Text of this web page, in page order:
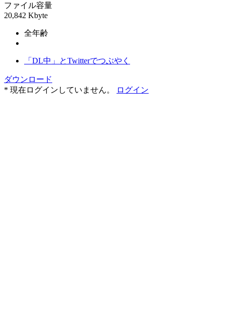
ファイル容量
20,842 Kbyte
全年齢
「DL中」とTwitterでつぶやく
ダウンロード
* 現在ログインしていません。
ログイン